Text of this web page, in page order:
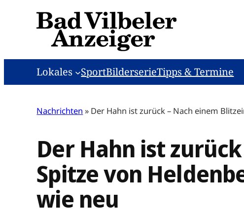
Lokales SportBilderserieTipps & Termine
Nachrichten » Der Hahn ist zurück – Nach einem
Der Hahn ist
Spitze von
wie neu